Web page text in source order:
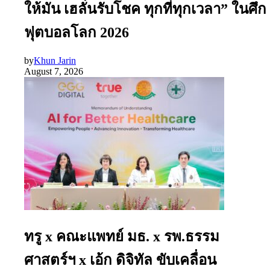
ให้มัน เฮลั่นรับโชค ทุกที่ทุกเวลา” ในศึก
ฟุตบอลโลก 2026
byKhun Jarin
August 7, 2026
ทรู x คณะแพทย์ มธ. x รพ.ธรรม
ศาสตร์ฯ x เอ้ก ดิจิทัล ขับเคลื่อน